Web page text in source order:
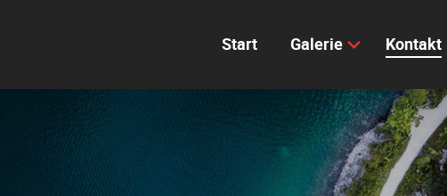
Start Galerie Kontakt